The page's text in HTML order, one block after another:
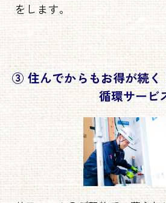
をします。
③ 住んでからもお得が続く
循環サービ